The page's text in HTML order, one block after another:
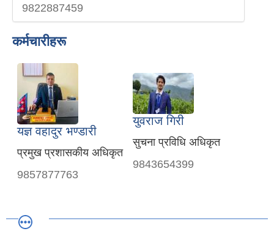
9822887459
कर्मचारीहरू
यज्ञ वहादुर भण्डारी
प्रमुख प्रशासकीय अधिकृत
9857877763
युवराज गिरी
सुचना प्रविधि अधिकृत
9843654399